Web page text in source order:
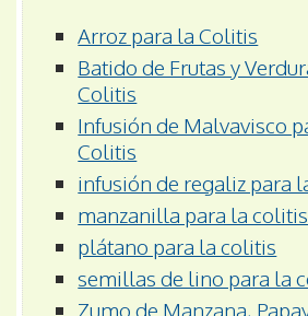
Arroz para la Colitis
Batido de Frutas y
Colitis
Infusión de Malvavisco
Colitis
infusión de regaliz para
manzanilla para la colitis
plátano para la colitis
semillas de lino para la
Zumo de Manzana,